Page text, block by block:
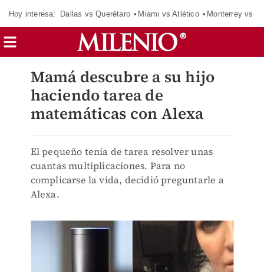
Hoy interesa: Dallas vs Querétaro Miami vs Atlético Monterrey vs
Mamá descubre a su hijo
haciendo tarea de
matemáticas con Alexa
El pequeño tenía de tarea resolver unas
cuantas multiplicaciones. Para no
complicarse la vida, decidió preguntarle a
Alexa.